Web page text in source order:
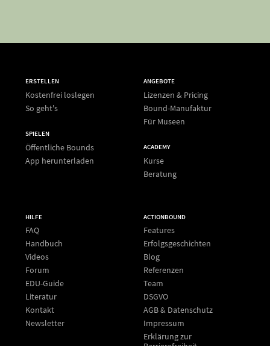
ERSTELLEN
Kostenfrei loslegen
So geht's
SPIELEN
Öffentliche Bounds
App herunterladen
ANGEBOTE
Lizenzen & Pricing
Bound-Manufaktur
Für Museen
ACADEMY
Kurse
Beratung
HILFE
FAQ
Handbuch
Videos
Forum
EDU-Guide
Literatur
Kontakt
Newsletter
ACTIONBOUND
Features
Erfolgsgeschichten
Blog
Referenzen
Team
DSGVO
AGB & Datenschutz
Impressum
Erklärung zur